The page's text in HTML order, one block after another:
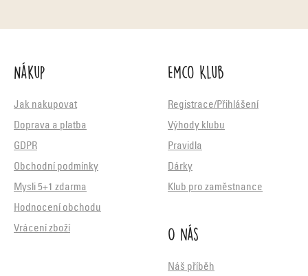
Nákup
Jak nakupovat
Doprava a platba
GDPR
Obchodní podmínky
Mysli 5+1 zdarma
Hodnocení obchodu
Vrácení zboží
Emco Klub
Registrace/Přihlášení
Výhody klubu
Pravidla
Dárky
Klub pro zaměstnance
O nás
Náš příběh